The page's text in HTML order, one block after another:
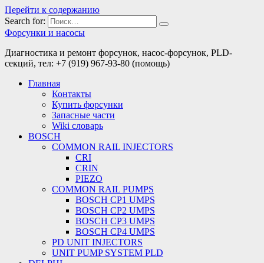
Перейти к содержанию
Search for:
Форсунки и насосы
Диагностика и ремонт форсунок, насос-форсунок, PLD-
секций, тел: +7 (919) 967-93-80 (помощь)
Главная
Контакты
Купить форсунки
Запасные части
Wiki словарь
BOSCH
COMMON RAIL INJECTORS
CRI
CRIN
PIEZO
COMMON RAIL PUMPS
BOSCH CP1 UMPS
BOSCH CP2 UMPS
BOSCH CP3 UMPS
BOSCH CP4 UMPS
PD UNIT INJECTORS
UNIT PUMP SYSTEM PLD